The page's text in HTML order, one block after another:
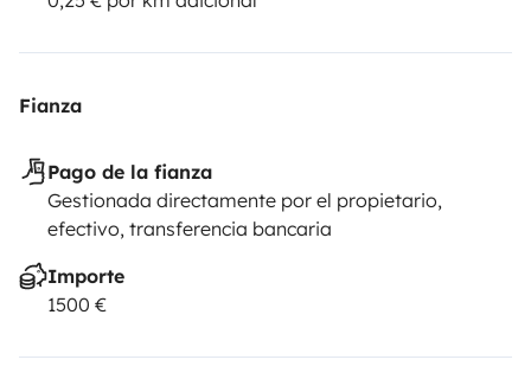
Fianza
Pago de la fianza
Gestionada directamente por el propietario,
efectivo, transferencia bancaria
Importe
1500 €